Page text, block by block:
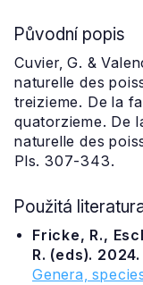
Původní popis
Cuvier, G. &
naturelle des
treizieme. De la
quatorzieme. De
naturelle des
Pls. 307-343.
Použitá
Fricke, R.,
R. (eds). 2024.
Genera,